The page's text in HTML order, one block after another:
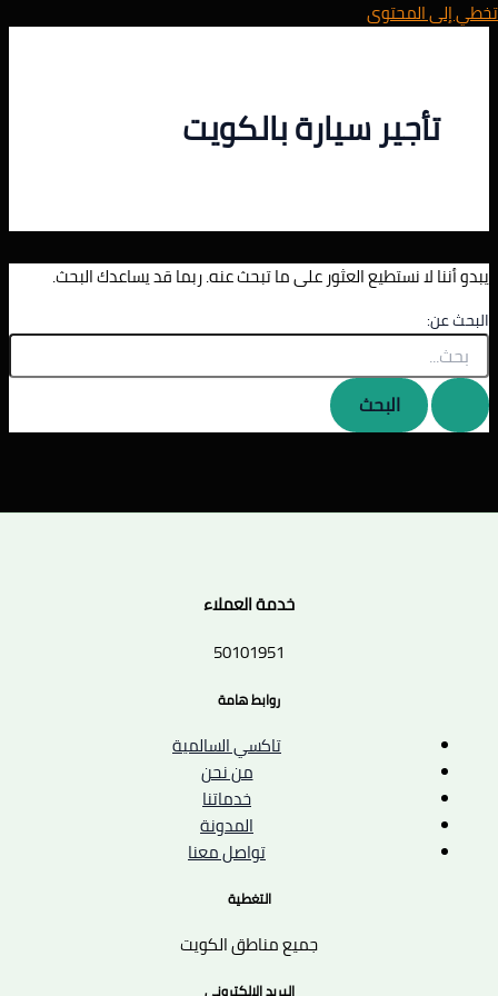
تخطي إلى المحتوى
تأجير سيارة بالكويت
يبدو أننا لا نستطيع العثور على ما تبحث عنه. ربما قد يساعدك البحث.
البحث عن:
خدمة العملاء
50101951
روابط هامة
تاكسي السالمية
من نحن
خدماتنا
المدونة
تواصل معنا
التغطية
جميع مناطق الكويت